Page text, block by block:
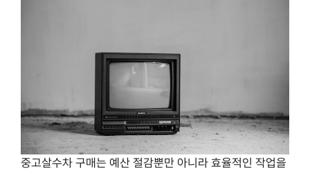
중고살수차 구매는 예산 절감뿐만 아니라 효율적인 작업을